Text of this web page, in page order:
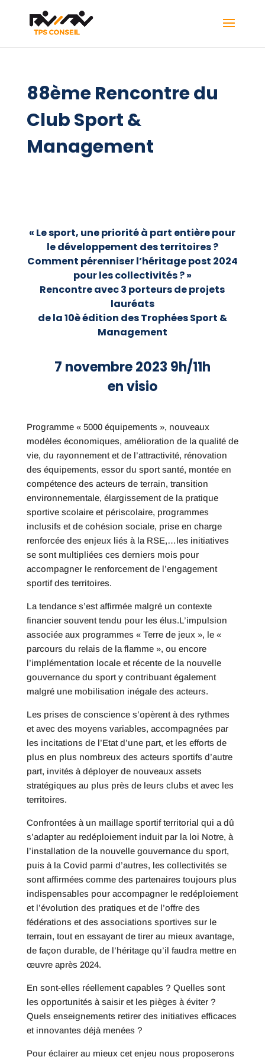
88ème Rencontre du
Club Sport &
Management
« Le sport, une priorité à part entière pour
le développement des territoires ?
Comment pérenniser l’héritage post 2024
pour les collectivités ? »
Rencontre avec 3 porteurs de projets
lauréats
de la 10è édition des Trophées Sport &
Management
7 novembre 2023 9h/11h
en visio
Programme « 5000 équipements », nouveaux
modèles économiques, amélioration de la qualité de
vie, du rayonnement et de l’attractivité, rénovation
des équipements, essor du sport santé, montée en
compétence des acteurs de terrain, transition
environnementale, élargissement de la pratique
sportive scolaire et périscolaire, programmes
inclusifs et de cohésion sociale, prise en charge
renforcée des enjeux liés à la RSE,…les initiatives
se sont multipliées ces derniers mois pour
accompagner le renforcement de l’engagement
sportif des territoires.
La tendance s’est affirmée malgré un contexte
financier souvent tendu pour les élus.L’impulsion
associée aux programmes « Terre de jeux », le «
parcours du relais de la flamme », ou encore
l’implémentation locale et récente de la nouvelle
gouvernance du sport y contribuant également
malgré une mobilisation inégale des acteurs.
Les prises de conscience s’opèrent à des rythmes
et avec des moyens variables, accompagnées par
les incitations de l’Etat d’une part, et les efforts de
plus en plus nombreux des acteurs sportifs d’autre
part, invités à déployer de nouveaux assets
stratégiques au plus près de leurs clubs et avec les
territoires.
Confrontées à un maillage sportif territorial qui a dû
s’adapter au redéploiement induit par la loi Notre, à
l’installation de la nouvelle gouvernance du sport,
puis à la Covid parmi d’autres, les collectivités se
sont affirmées comme des partenaires toujours plus
indispensables pour accompagner le redéploiement
et l’évolution des pratiques et de l’offre des
fédérations et des associations sportives sur le
terrain, tout en essayant de tirer au mieux avantage,
de façon durable, de l’héritage qu’il faudra mettre en
œuvre après 2024.
En sont-elles réellement capables ? Quelles sont
les opportunités à saisir et les pièges à éviter ?
Quels enseignements retirer des initiatives efficaces
et innovantes déjà menées ?
Pour éclairer au mieux cet enjeu nous proposerons